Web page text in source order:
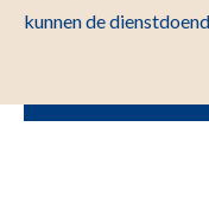
kunnen de